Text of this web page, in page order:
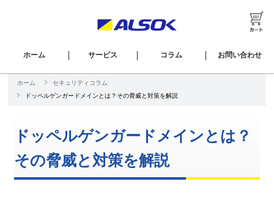
ホーム サービス コラム お問い合わせ
ホーム
セキュリティコラム
ドッペルゲンガードメインとは？その脅威と対策を解説
ドッペルゲンガードメインとは？
その脅威と対策を解説